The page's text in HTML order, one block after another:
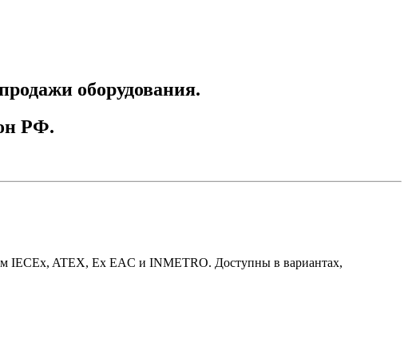
оборудования.
РФ.
IECEx, ATEX, Ex EAC и INMETRO. Доступны в вариантах,